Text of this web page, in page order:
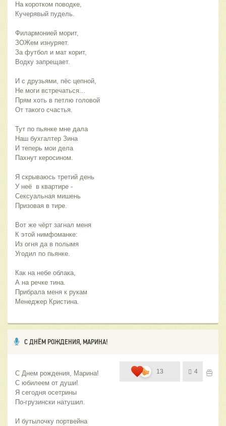
На коротком поводке,
Кучерявый пудель.
Филармонией морит,
ЗОЖем изнуряет.
За футбол и мат корит,
Водку запрещает.
И с друзьями, пёс цепной,
Не моги встречаться...
Прям хоть в петлю головой
От такого счастья.
Тут по пьянке мне дала
Наш бухгалтер Зина
И теперь мои дела
Пахнут керосином.
Я скрываюсь третий день
У неё  в квартире -
Сексуальная мишень
Призовая в тире.
Вот же чёрт загнал меня
К этой нимфоманке:
Из огня да в полымя
Угодил по пьянке.
Как на небе облака,
А на речке тина.
Прибрала меня к рукам
Менеджер Кристина.
С ДНЁМ РОЖДЕНИЯ, МАРИНА!
С Днем рождения, Марина!
С юбилеем от души!
Я сегодня осетрины
По-грузински натушил.
И бутылочку портвейна
13 4